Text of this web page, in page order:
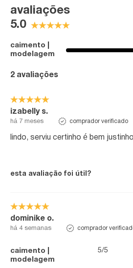
avaliações
5.0
caimento |
modelagem
2 avaliações
izabelly s.
há 7 meses comprador verificado
lindo, serviu certinho é bem justinho
esta avaliação foi útil?
dominike o.
há 4 semanas comprador
caimento |
modelagem
5/5